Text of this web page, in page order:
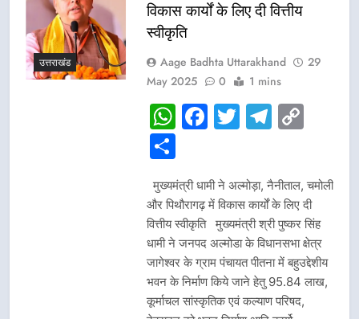
उत्तराखंड
विकास कार्यों के लिए दी वित्तीय
स्वीकृति
Aage Badhta Uttarakhand
29
May 2025
0 1 mins
WhatsApp
Facebook
Twitter
Share
मुख्यमंत्री धामी ने अल्मोड़ा, नैनीताल, चमोली
और पिथौरागढ़ में विकास कार्यों के लिए दी
वित्तीय स्वीकृति मुख्यमंत्री श्री पुष्कर सिंह
धामी ने जनपद अल्मोडा के विधानसभा क्षेत्र
जागेश्वर के ग्राम पंचायत पीतना में बहुउद्देशीय
भवन के निर्माण किये जाने हेतु 95.84 लाख,
कूर्माचल सांस्कृतिक एवं कल्याण परिषद,